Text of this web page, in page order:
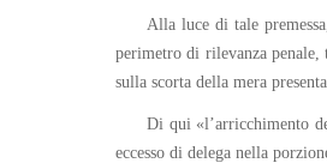
Alla luce di tale
perimetro di rilevanza
sulla scorta della mera
Di qui «l’arricchimento
eccesso di delega nella